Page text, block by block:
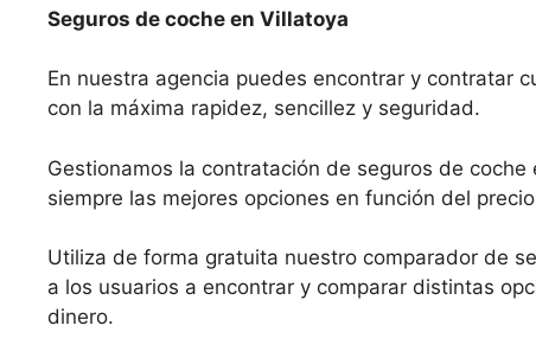
Seguros de coche en Villatoya
En nuestra agencia puedes encontrar y contratar
con la máxima rapidez, sencillez y seguridad.
Gestionamos la contratación de seguros de
siempre las mejores opciones en función del
Utiliza de forma gratuita nuestro comparador de
a los usuarios a encontrar y comparar distintas
dinero.